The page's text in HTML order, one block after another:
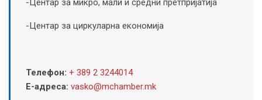
-Центар за микро, мали и средни претпријатија
-Центар за циркуларна економија
Телефон: + 389 2 3244014
Е-адреса: vasko@mchamber.mk